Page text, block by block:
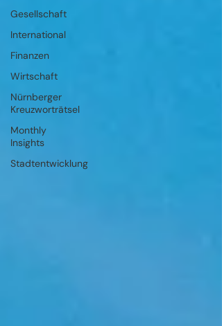
Gesellschaft
International
Finanzen
Wirtschaft
Nürnberger
Kreuzworträtsel
Monthly
Insights
Stadtentwicklung